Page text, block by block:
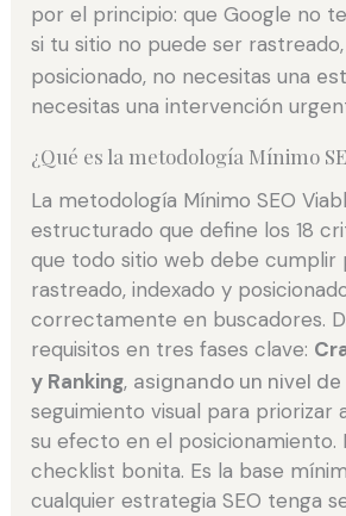
por el principio: que Google no
si tu sitio no puede ser
posicionado, no necesitas una
necesitas una intervención
¿Qué es la metodología Mínimo
La metodología Mínimo SEO
estructurado que define los 18
que todo sitio web debe cumplir
rastreado, indexado y
correctamente en buscadores.
requisitos en tres fases clave:
y Ranking, asignando un nivel
seguimiento visual para priorizar
su efecto en el posicionamiento.
checklist bonita. Es la base
cualquier estrategia SEO tenga